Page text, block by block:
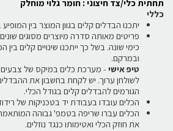
תחתית כלי/צד חיצוני : חומר גלוי מוחלק
כללי
יתכנו הבדלים קלים בגוון המוצר בין
פריטים מאותה סדרה מיוצרים מסוגים
כימי שונה. בשל כך ייתכנו שינויים קלים
ובמרקם.
טיפ אישי - מערכת כלים במיקס של צבעים,
לשולחן ערוך. יש לקחת בחשבון את
הגורמים להבדלים קלים בגודל הכלי.
הכלים עובדו בעבודת יד בטכניקות של
הכלים עברו שריפה בטמפ' גבוהה
את חוזק הכלי ואטימותו כנגד נוזלים.